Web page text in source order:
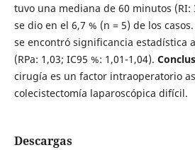
tuvo una mediana de 60 minutos (RI:
se dio en el 6,7 % (n = 5) de los
se encontró significancia estadística
(RPa: 1,03; IC95 %: 1,01-1,04).
cirugía es un factor intraoperatorio
colecistectomía laparoscópica difícil.
Descargas